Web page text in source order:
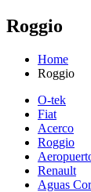
Roggio
Home
Roggio
O-tek
Fiat
Acerco
Roggio
Renault
Aguas